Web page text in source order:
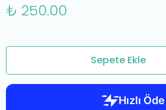
₺ 250.00
Sepete Ekle